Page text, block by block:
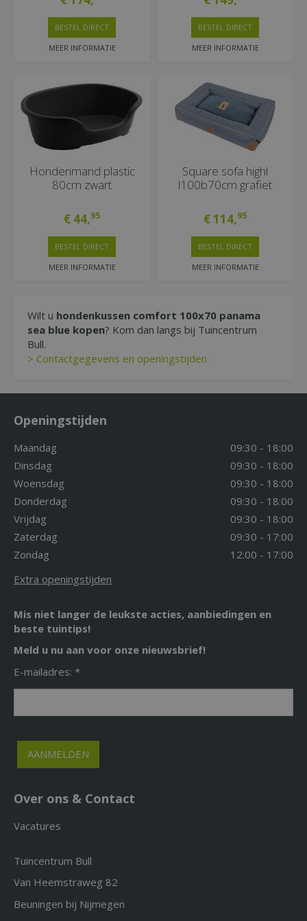
MEER INFORMATIE
BESTEL DIRECT
MEER INFORMATIE
BESTEL DIRECT
Hondenmand plastic
80cm zwart
€ 44,95
MEER INFORMATIE
BESTEL DIRECT
Square sofa highl
l100b70cm grafiet
€114,95
MEER INFORMATIE
BESTEL DIRECT
Wilt u hondenkussen comfort 100x70 panama
sea blue kopen? Kom dan langs bij Tuincentrum
Bull.
> Contactgegevens en openingstijden
Openingstijden
Maandag
09:30 - 18:00
Dinsdag
09:30 - 18:00
Woensdag
09:30 - 18:00
Donderdag
09:30 - 18:00
Vrijdag
09:30 - 18:00
Zaterdag
09:30 - 17:00
Zondag
12:00 - 17:00
Extra openingstijden
Mis niet langer de leukste acties, aanbiedingen en
beste tuintips!
Meld u nu aan voor onze nieuwsbrief!
E-mailadres: *
Over ons & Contact
Vacatures
Tuincentrum Bull
Van Heemstraweg 82
Beuningen bij Nijmegen